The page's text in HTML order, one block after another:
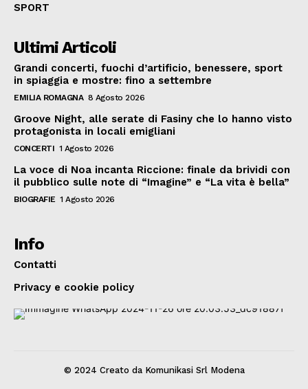
SPORT
Ultimi Articoli
Grandi concerti, fuochi d’artificio, benessere, sport
in spiaggia e mostre: fino a settembre
EMILIA ROMAGNA 8 Agosto 2026
Groove Night, alle serate di Fasiny che lo hanno visto
protagonista in locali emigliani
CONCERTI 1 Agosto 2026
La voce di Noa incanta Riccione: finale da brividi con
il pubblico sulle note di “Imagine” e “La vita è bella”
BIOGRAFIE 1 Agosto 2026
Info
Contatti
Privacy e cookie policy
© 2024 Creato da Komunikasi Srl Modena